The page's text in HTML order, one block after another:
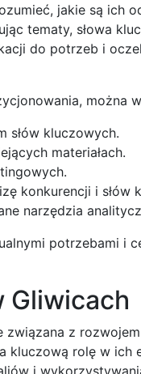
jakie są ich
tematy, słowa
do potrzeb i
można
słów kluczowych.
materiałach.
konkurencji i słów
narzędzia
potrzebami i
Gliwicach
z
kluczową rolę w
i